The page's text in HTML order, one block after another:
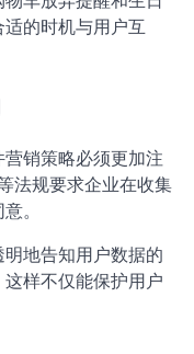
的整体效果。
得更加高效和精
在合适的时机向用
车放弃提醒和生日
的时机与用户互